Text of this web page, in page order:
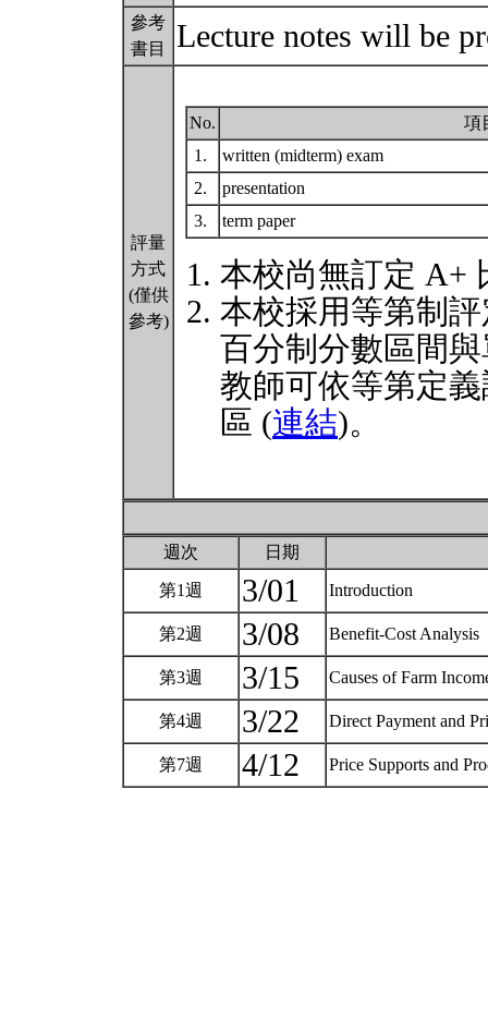
參考
書目
Lecture notes will be
評量
方式
(僅供
參考)
No.
項
1.
written (midterm) exam
2.
presentation
3.
term paper
本校尚無訂定 A+
本校採用等第制
百分制分數區間
教師可依等第定
區 (連結)。
週次 日期
第1週 3/01 Introduction
第2週 3/08 Benefit-Cost Analysis
第3週 3/15 Causes of Farm
第4週 3/22 Direct Payment and
第7週 4/12 Price Supports and